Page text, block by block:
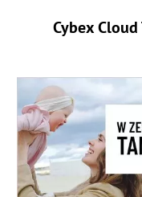
Cybex